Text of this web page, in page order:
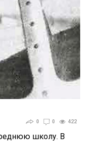
0 0 422
школу. В